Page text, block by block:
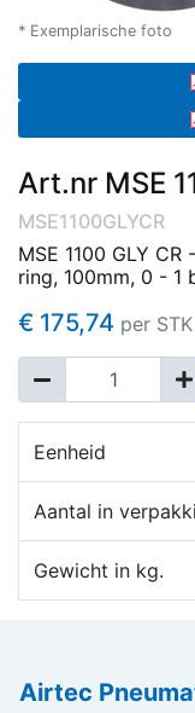
* Exemplarische foto
Art.nr MSE
MSE1100GLYCR
MSE 1100 GLY
ring, 100mm, 0 - 1
€ 175,74 per STK
Eenheid
Aantal in
Gewicht in kg.
Airtec